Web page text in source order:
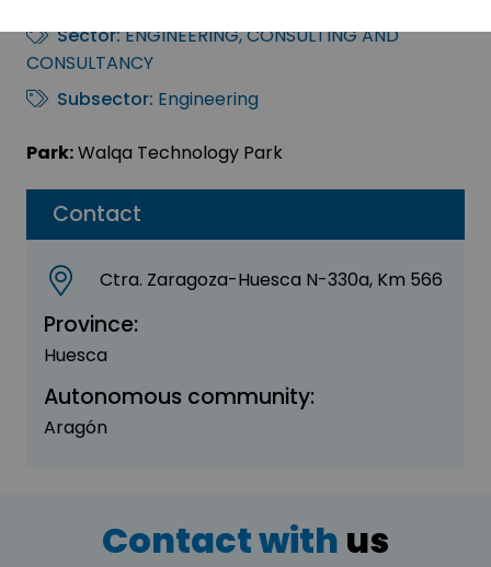
Contact
Ctra. Zaragoza-Huesca N-330a, Km 566
Province:
Huesca
Autonomous community:
Aragón
Sector:ENGINEERING, CONSULTING AND
CONSULTANCY
Subsector: Engineering
Park:Walqa Technology Park
Contact with us